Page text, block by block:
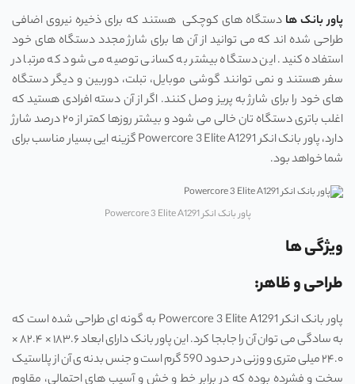
پاور بانک ها دستگاه های کوچکی هستند که برای ذخیره نیروی اضافی
طراحی شده اند که می‌ توانید از آن ها برای شارژ مجدد دستگاه‌ های خود
استفاده کنید. این دستگاه بیشتر به کسانی توصیه می ‌شود که مرتبا در
سفر هستند و نمی ‌توانند گوشی موبایل، تبلت، دوربین و دیگر دستگاه‌
های خود را برای شارژ به پریز وصل کنند. اگر از آن دسته افرادی هستید که
اغلب باتری دستگاه ‌تان خالی می‌ شود و بیشتر روزها کمتر از ۲۰ درصد شارژ
دارد، پاور بانک‌ انکر Powercore 3 Elite A1291 گزینه ایی بسیار مناسب برای
شما خواهد بود.
پاور بانک‌ انکر Powercore 3 Elite A1291
ویژگی ها
طراحی و ظاهر:
پاور بانک‌ انکر Powercore 3 Elite A1291 به گونه ‌ای طراحی شده ‌است که
به سادگی می‌ توان آن را جابجا کرد. این پاور بانک دارای ابعاد ۱۸۳.۶ × ۸۲.۴ ×
۲۴.۰ میلی‌ متری و وزنی در حدود 590 گرم است و جنس بدنه ی آن از پلاستیک
سخت و فشرده بوده که در برابر خط و خش و آسیب های احتمالی، مقاوم